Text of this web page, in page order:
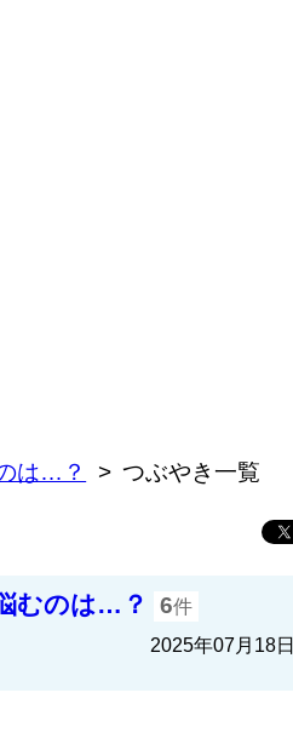
は…？ つぶやき一覧
むのは…？ 6件
2025年07月18